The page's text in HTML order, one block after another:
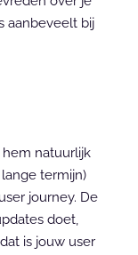
aanbeveelt bij
natuurlijk
termijn)
journey. De
doet,
is jouw user